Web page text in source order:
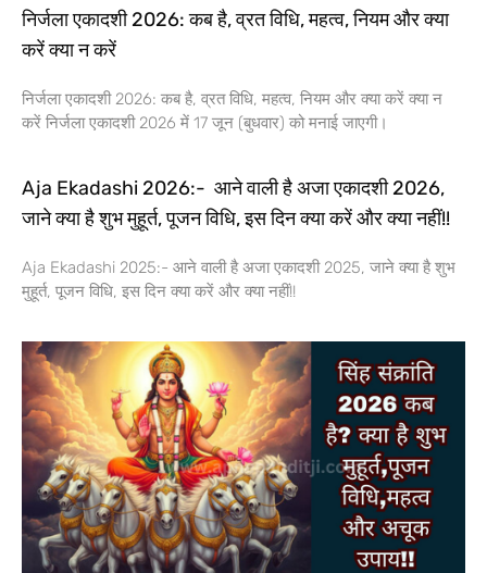
निर्जला एकादशी 2026: कब है, व्रत विधि, महत्व, नियम और क्या
करें क्या न करें
निर्जला एकादशी 2026: कब है, व्रत विधि, महत्व, नियम और क्या करें क्या न
करें निर्जला एकादशी 2026 में 17 जून (बुधवार) को मनाई जाएगी।
Aja Ekadashi 2026:- आने वाली है अजा एकादशी 2026,
जाने क्या है शुभ मुहूर्त, पूजन विधि, इस दिन क्या करें और क्या नहीं!!
Aja Ekadashi 2025:- आने वाली है अजा एकादशी 2025, जाने क्या है शुभ
मुहूर्त, पूजन विधि, इस दिन क्या करें और क्या नहीं!!